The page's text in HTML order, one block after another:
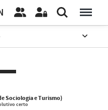
Sociologia e Turismo)
certo